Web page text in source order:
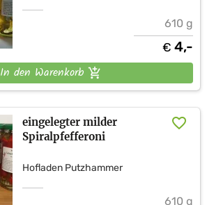
610 g
€ 4,-
In den Warenkorb
eingelegter milder
Spiralpfefferoni
Hofladen Putzhammer
610 g